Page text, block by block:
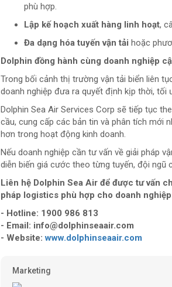
phù hợp.
Lập kế hoạch xuất hàng linh hoạt,
Đa dạng hóa tuyến vận tải hoặc
Dolphin đồng hành cùng doanh nghiệp
Trong bối cảnh thị trường vận tải biển liên
doanh nghiệp đưa ra quyết định kịp thời, tối
Dolphin Sea Air Services Corp sẽ tiếp tục
cầu, cung cấp các bản tin và phân tích mới
hơn trong hoạt động kinh doanh.
Nếu doanh nghiệp cần tư vấn về giải pháp
diễn biến giá cước theo từng tuyến, đội ngũ
Liên hệ Dolphin Sea Air để được tư vấn
pháp logistics phù hợp cho doanh
- Hotline: 1900 986 813
- Email: info@dolphinseaair.com
- Website:www.dolphinseaair.com
Marketing